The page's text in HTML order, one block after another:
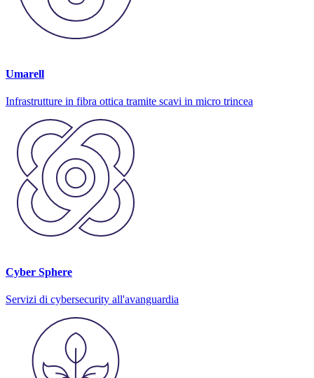
Umarell
Infrastrutture in fibra ottica tramite scavi in micro trincea
Cyber Sphere
Servizi di cybersecurity all'avanguardia